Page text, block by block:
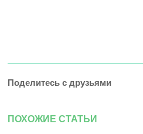
Поделитесь с друзьями
ПОХОЖИЕ СТАТЬИ